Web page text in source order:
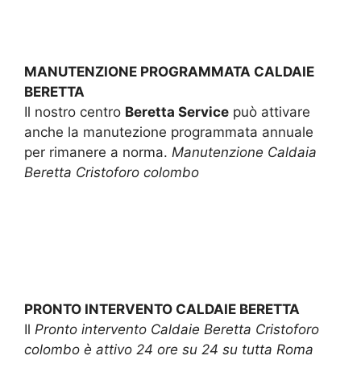
MANUTENZIONE PROGRAMMATA CALDAIE
BERETTA
Il nostro centro Beretta Service può attivare
anche la manutezione programmata annuale
per rimanere a norma. Manutenzione Caldaia
Beretta Cristoforo colombo
PRONTO INTERVENTO CALDAIE BERETTA
Il Pronto intervento Caldaie Beretta Cristoforo
colombo è attivo 24 ore su 24 su tutta Roma